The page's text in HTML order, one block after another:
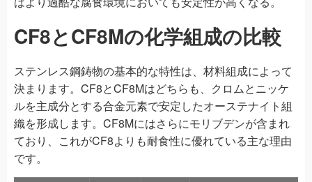
CF8とCF8Mの化学組成の比較
ステンレス鋼鋳物の基本的な特性は、材料組成によって
決まります。CF8とCF8Mはどちらも、クロムとニッケ
ルを主成分とする合金元素で安定したオーステナイト組
織を形成します。CF8Mにはさらにモリブデンが含まれ
ており、これがCF8よりも耐食性に優れている主な理由
です。